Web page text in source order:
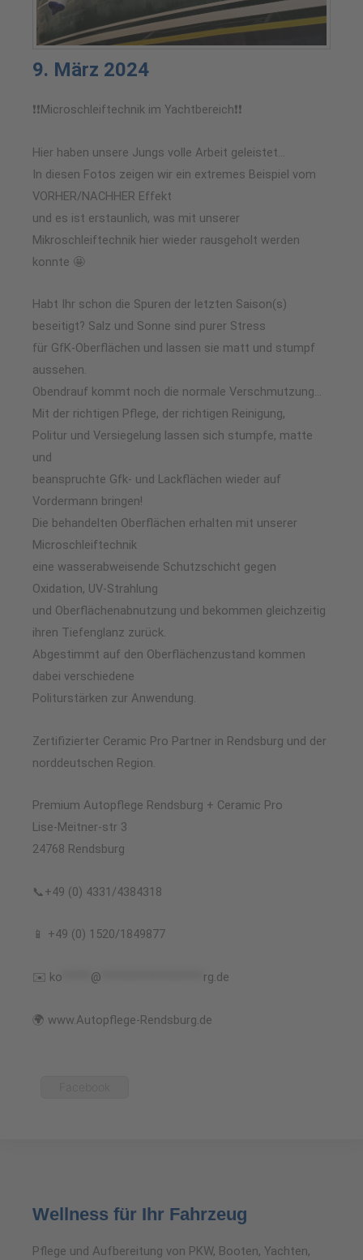
9. März 2024
❗❗Microschleiftechnik im Yachtbereich❗❗
Hier haben unsere Jungs volle Arbeit geleistet…
In diesen Fotos zeigen wir ein extremes Beispiel vom
VORHER/NACHHER Effekt
und es ist erstaunlich, was mit unserer
Mikroschleiftechnik hier wieder rausgeholt werden
konnte 🤩
Habt Ihr schon die Spuren der letzten Saison(s)
beseitigt? Salz und Sonne sind purer Stress
für GfK-Oberflächen und lassen sie matt und stumpf
aussehen.
Obendrauf kommt noch die normale Verschmutzung…
Mit der richtigen Pflege, der richtigen Reinigung,
Politur und Versiegelung lassen sich stumpfe, matte
und
beanspruchte Gfk- und Lackflächen wieder auf
Vordermann bringen!️
Die behandelten Oberflächen erhalten mit unserer
Microschleiftechnik
eine wasserabweisende Schutzschicht gegen
Oxidation, UV-Strahlung
und Oberflächenabnutzung und bekommen gleichzeitig
ihren Tiefenglanz zurück.
Abgestimmt auf den Oberflächenzustand kommen
dabei verschiedene
Politurstärken zur Anwendung.
Zertifizierter Ceramic Pro Partner in Rendsburg und der
norddeutschen Region.
Premium Autopflege Rendsburg + Ceramic Pro
Lise-Meitner-str 3
24768 Rendsburg
📞+49 (0) 4331/4384318
📱 +49 (0) 1520/1849877
✉️ ko @ rg.de
🌍 www.Autopflege-Rendsburg.de
Wellness für Ihr Fahrzeug
Pflege und Aufbereitung von PKW, Booten, Yachten,